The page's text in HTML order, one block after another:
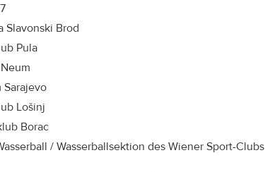
Slavonski Brod
Pula
Sarajevo
Lošinj
Borac
/ Wasserballsektion des Wiener Sport-Clubs